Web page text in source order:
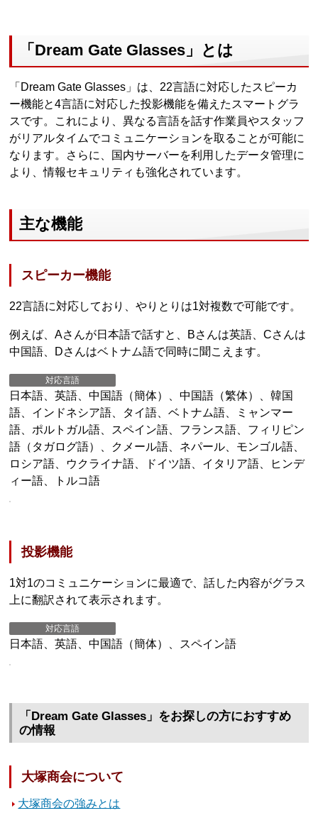
「Dream Gate Glasses」とは
「Dream Gate Glasses」は、22言語に対応したスピーカ
ー機能と4言語に対応した投影機能を備えたスマートグラ
スです。これにより、異なる言語を話す作業員やスタッフ
がリアルタイムでコミュニケーションを取ることが可能に
なります。さらに、国内サーバーを利用したデータ管理に
より、情報セキュリティも強化されています。
主な機能
スピーカー機能
22言語に対応しており、やりとりは1対複数で可能です。
例えば、Aさんが日本語で話すと、Bさんは英語、Cさんは
中国語、Dさんはベトナム語で同時に聞こえます。
対応言語
日本語、英語、中国語（簡体）、中国語（繁体）、韓国
語、インドネシア語、タイ語、ベトナム語、ミャンマー
語、ポルトガル語、スペイン語、フランス語、フィリピン
語（タガログ語）、クメール語、ネパール、モンゴル語、
ロシア語、ウクライナ語、ドイツ語、イタリア語、ヒンデ
ィー語、トルコ語
投影機能
1対1のコミュニケーションに最適で、話した内容がグラス
上に翻訳されて表示されます。
対応言語
日本語、英語、中国語（簡体）、スペイン語
「Dream Gate Glasses」をお探しの方におすすめ
の情報
大塚商会について
大塚商会の強みとは